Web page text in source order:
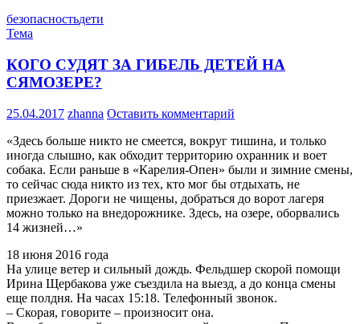
безопасностьдети
Тема
КОГО СУДЯТ ЗА ГИБЕЛЬ ДЕТЕЙ НА
СЯМОЗЕРЕ?
25.04.2017 zhanna Оставить комментарий
«Здесь больше никто не смеется, вокруг тишина, и только
иногда слышно, как обходит территорию охранник и воет
собака. Если раньше в «Карелия-Опен» были и зимние смены,
то сейчас сюда никто из тех, кто мог бы отдыхать, не
приезжает. Дороги не чищены, добраться до ворот лагеря
можно только на внедорожнике. Здесь, на озере, оборвались
14 жизней…»
18 июня 2016 года
На улице ветер и сильный дождь. Фельдшер скорой помощи
Ирина Щербакова уже съездила на выезд, а до конца смены
еще полдня. На часах 15:18. Телефонный звонок.
– Скорая, говорите – произносит она.